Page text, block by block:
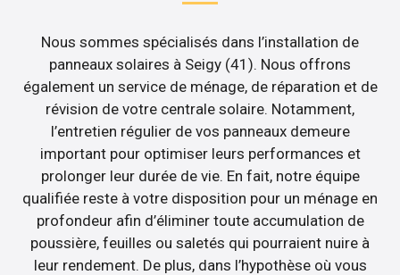
Nous sommes spécialisés dans l’installation de
panneaux solaires à Seigy (41). Nous offrons
également un service de ménage, de réparation et de
révision de votre centrale solaire. Notamment,
l’entretien régulier de vos panneaux demeure
important pour optimiser leurs performances et
prolonger leur durée de vie. En fait, notre équipe
qualifiée reste à votre disposition pour un ménage en
profondeur afin d’éliminer toute accumulation de
poussière, feuilles ou saletés qui pourraient nuire à
leur rendement. De plus, dans l’hypothèse où vous